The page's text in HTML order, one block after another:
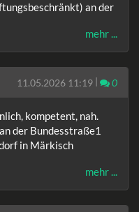
an der
mehr ...
11.05.2026 11:19 | 0
kompetent, nah.
der Bundesstraße1
in Märkisch
mehr ...